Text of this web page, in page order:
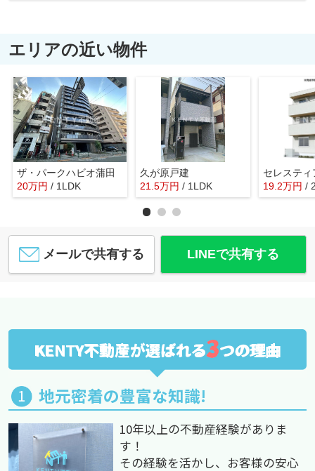
エリアの近い物件
ザ・パークハビオ蒲田
20万円 / 1LDK
久が原戸建
21.5万円 / 1LDK
セレスティ
19.2万円 /
メールで共有する LINEで共有する
KENTY不動産が選ばれる3つの理由
地元密着の豊富な知識!
10年以上の不動産経験がありま
す！
その経験を活かし、お客様の安心